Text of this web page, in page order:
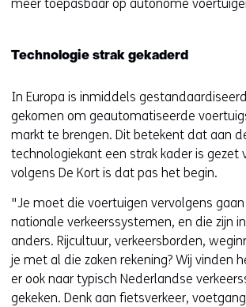
meer toepasbaar op autonome
Technologie strak gekaderd
In Europa is inmiddels
gekomen om geautomatiseerde
markt te brengen. Dit betekent dat aan
technologiekant een strak kader is gezet
volgens De Kort is dat pas het begin.
"Je moet die voertuigen vervolgens
nationale verkeerssystemen, en die zijn
anders. Rijcultuur, verkeersborden,
je met al die zaken rekening? Wij vinden
er ook naar typisch Nederlandse
gekeken. Denk aan fietsverkeer,